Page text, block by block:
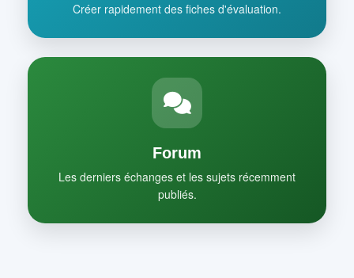
Créer rapidement des fiches d'évaluation.
Forum
Les derniers échanges et les sujets récemment
publiés.